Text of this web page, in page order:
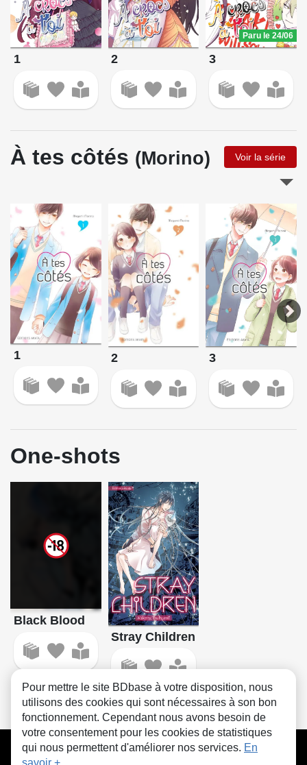
1 2
Paru le 24/06
3
À tes côtés (Morino) Voir la série
1 2 3
One-shots
Black Blood
Stray Children
CGU FAQ Contact Cookies
Pour mettre le site BDbase à votre disposition, nous
utilisons des cookies qui sont nécessaires à son bon
fonctionnement. Cependant nous avons besoin de
votre consentement pour les cookies de statistiques
qui nous permettent d'améliorer nos services. En
savoir +